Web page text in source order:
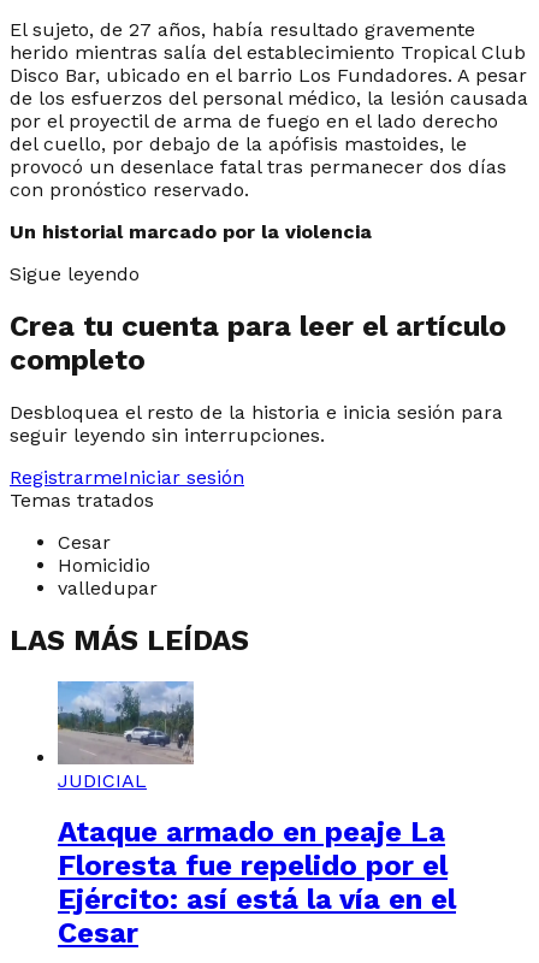
El sujeto, de 27 años, había resultado gravemente
herido mientras salía del establecimiento Tropical Club
Disco Bar, ubicado en el barrio Los Fundadores. A pesar
de los esfuerzos del personal médico, la lesión causada
por el proyectil de arma de fuego en el lado derecho
del cuello, por debajo de la apófisis mastoides, le
provocó un desenlace fatal tras permanecer dos días
con pronóstico reservado.
Un historial marcado por la violencia
Sigue leyendo
Crea tu cuenta para leer el artículo
completo
Desbloquea el resto de la historia e inicia sesión para
seguir leyendo sin interrupciones.
RegistrarmeIniciar sesión
Temas tratados
Cesar
Homicidio
valledupar
LAS MÁS LEÍDAS
JUDICIAL
Ataque armado en peaje La
Floresta fue repelido por el
Ejército: así está la vía en el
Cesar